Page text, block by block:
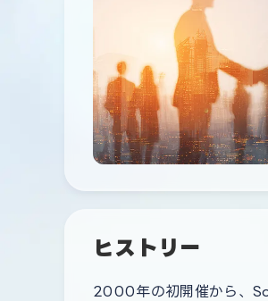
ヒストリー
2000年の初開催から、